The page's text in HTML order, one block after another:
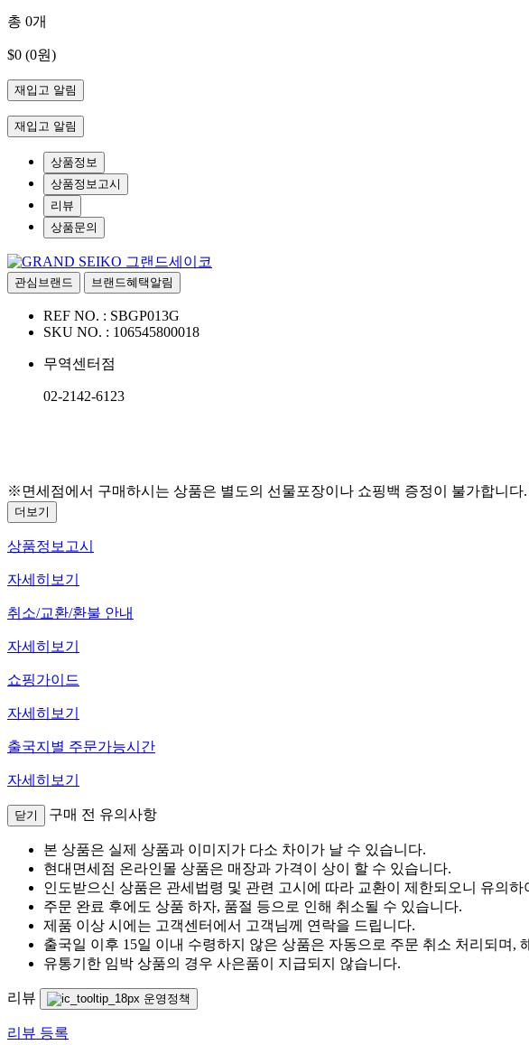
총 0개
$0 (0원)
재입고 알림
재입고 알림
상품정보
상품정보고시
리뷰
상품문의
그랜드세이코
관심브랜드 브랜드혜택알림
REF NO. : SBGP013G
SKU NO. : 106545800018
무역센터점
02-2142-6123
※면세점에서 구매하시는 상품은 별도의 선물포장이나 쇼핑백 증정이 불가합니다
더보기
상품정보고시
자세히보기
취소/교환/환불 안내
자세히보기
쇼핑가이드
자세히보기
출국지별 주문가능시간
자세히보기
닫기 구매 전 유의사항
본 상품은 실제 상품과 이미지가 다소 차이가 날 수 있습니다.
현대면세점 온라인몰 상품은 매장과 가격이 상이 할 수 있습니다.
인도받으신 상품은 관세법령 및 관련 고시에 따라 교환이 제한되오니 유의하
주문 완료 후에도 상품 하자, 품절 등으로 인해 취소될 수 있습니다.
제품 이상 시에는 고객센터에서 고객님께 연락을 드립니다.
출국일 이후 15일 이내 수령하지 않은 상품은 자동으로 주문 취소 처리되며
유통기한 임박 상품의 경우 사은품이 지급되지 않습니다.
리뷰 운영정책
리뷰 등록